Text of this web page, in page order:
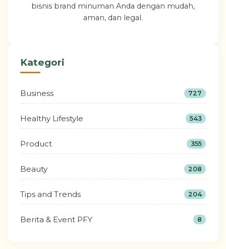
bisnis brand minuman Anda dengan mudah,
aman, dan legal.
Kategori
Business 727
Healthy Lifestyle 543
Product 355
Beauty 208
Tips and Trends 204
Berita & Event PFY 8